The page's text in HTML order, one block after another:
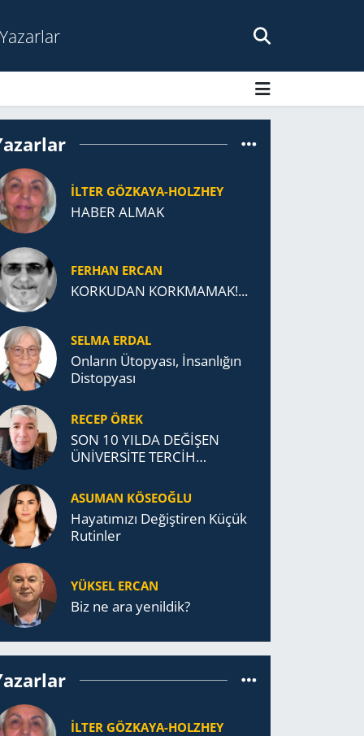
Yazarlar
İLTER GÖZKAYA-HOLZHEY
HABER ALMAK
FERHAN ERCAN
KORKUDAN KORKMAMAK!...
SELMA ERDAL
Onların Ütopyası, İnsanlığın
Distopyası
RECEP ÖREK
SON 10 YILDA DEĞİŞEN
ÜNİVERSİTE TERCİH
ASUMAN KÖSEOĞLU
Ha­ya­tı­mı­zı De­ğiş­ti­ren Küçük
Ru­tin­ler
YÜKSEL ERCAN
Biz ne ara yenildik?
İLTER GÖZKAYA-HOLZHEY